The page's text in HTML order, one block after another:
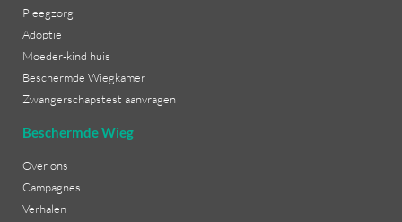
Pleegzorg
Adoptie
Moeder-kind huis
Beschermde Wiegkamer
Zwangerschapstest aanvragen
Beschermde Wieg
Over ons
Campagnes
Verhalen